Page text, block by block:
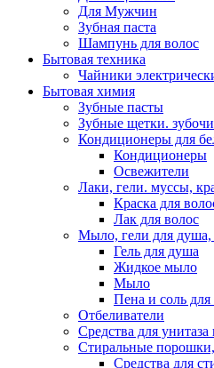
Для Мужчин
Зубная паста
Шампунь для волос
Бытовая техника
Чайники
Бытовая химия
Зубные пасты
Зубные щетки.
Кондиционеры для
Кондиционеры
Освежители
Лаки, гели. муссы,
Краска для
Лак для волос
Мыло, гели для душа,
Гель для душа
Жидкое мыло
Мыло
Пена и соль для
Отбеливатели
Средства для
Стиральные
Средства для